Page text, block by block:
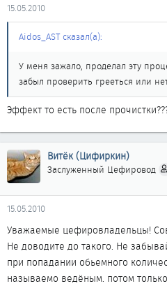
15.05.2010
Aidos_AST сказал(а):
У меня зажало, проделал эту
забыл проверить грееться или
Эффект то есть после
Витёк (Цифиркин)
Заслуженный Цефировод
15.05.2010
Уважаемые цефировладельцы!
Не доводите до такого. Не
при попадании обьемного
называемо ведёным. потом